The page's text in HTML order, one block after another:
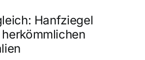
Hanfziegel